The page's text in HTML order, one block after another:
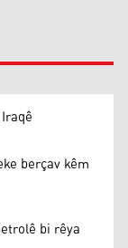
berçav kêm
bi rêya